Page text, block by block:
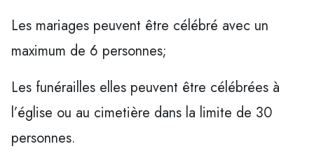
Les mariages peuvent être célébré avec un
maximum de 6 personnes;
Les funérailles elles peuvent être célébrées à
l’église ou au cimetière dans la limite de 30
personnes.